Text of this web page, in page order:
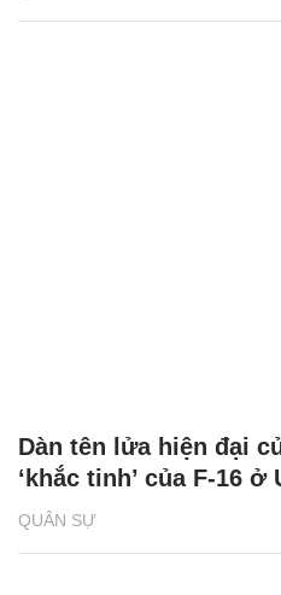
QUÂN SỰ
Dàn tên lửa hiện đại
‘khắc tinh’ của F-16 ở